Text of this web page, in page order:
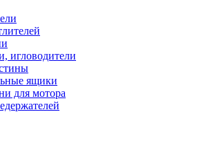
игловодители
ящики
для мотора